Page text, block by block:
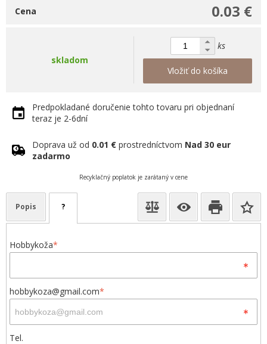
0.03 €
Cena
skladom
ks
Vložiť do košíka
Predpokladané doručenie tohto tovaru pri objednaní
teraz je 2-6dní
Doprava už od 0.01 € prostredníctvom Nad 30 eur
zadarmo
Recyklačný poplatok je zarátaný v cene
Popis ?
Hobbykoža*
hobbykoza@gmail.com*
Tel.